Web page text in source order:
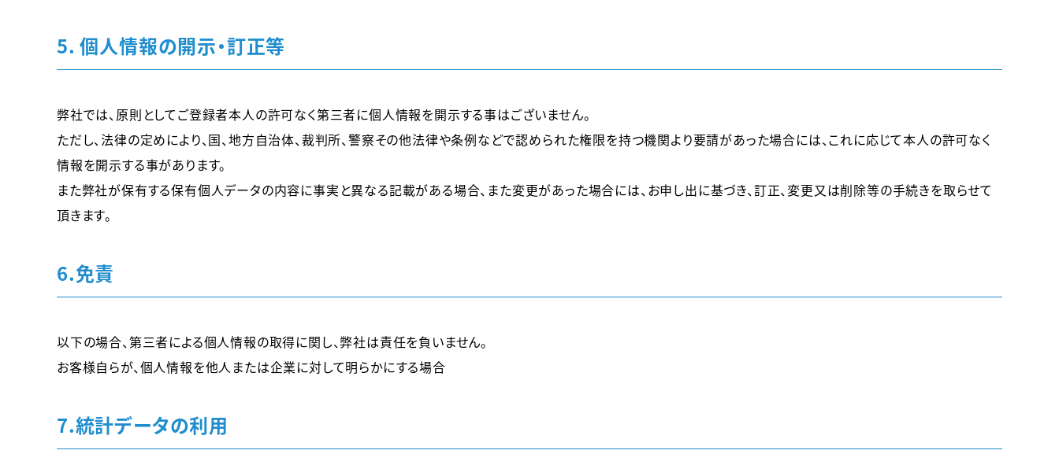
5. 個人情報の開示・訂正等
弊社では、原則としてご登録者本人の許可なく第三者に個人情報を開示する事はございません。
ただし、法律の定めにより、国、地方自治体、裁判所、警察その他法律や条例などで認められた権限を持つ機関より要請があった場合には、これに応じて本人の許可なく
情報を開示する事があります。
また弊社が保有する保有個人データの内容に事実と異なる記載がある場合、また変更があった場合には、お申し出に基づき、訂正、変更又は削除等の手続きを取らせて
頂きます。
6.免責
以下の場合、第三者による個人情報の取得に関し、弊社は責任を負いません。
お客様自らが、個人情報を他人または企業に対して明らかにする場合
7.統計データの利用